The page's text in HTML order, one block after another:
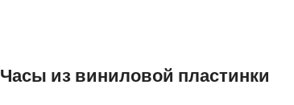
Часы из виниловой пластинки